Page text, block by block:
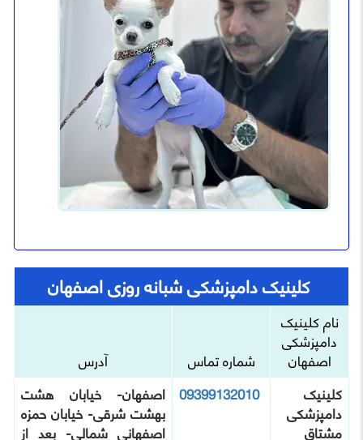
کلینیک دامپزشکی شبانه روزی اصفهان
نام کلینیک
دامپزشکی
اصفهان شماره تماس
آدرس
کلینیک
دامپزشکی
مشتاق
09399132010 اصفهان- خیابان هشت
بهشت شرقی- خیابان حمزه
اصفهانی شمالی- بعد از